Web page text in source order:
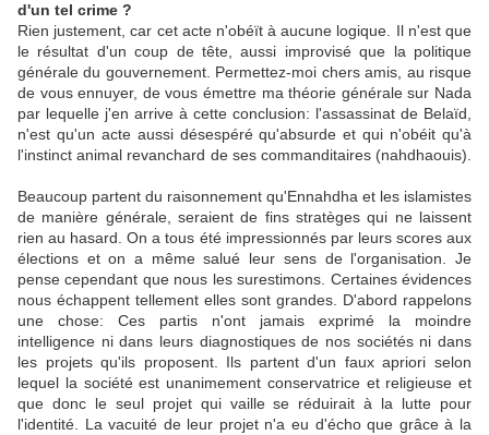
d'un tel crime ?
Rien justement, car cet acte n'obéït à aucune logique. Il n'est que
le résultat d'un coup de tête, aussi improvisé que la politique
générale du gouvernement. Permettez-moi chers amis, au risque
de vous ennuyer, de vous émettre ma théorie générale sur Nada
par lequelle j'en arrive à cette conclusion: l'assassinat de Belaïd,
n'est qu'un acte aussi désespéré qu'absurde et qui n'obéit qu'à
l'instinct animal revanchard de ses commanditaires (nahdhaouis).
Beaucoup partent du raisonnement qu'Ennahdha et les islamistes
de manière générale, seraient de fins stratèges qui ne laissent
rien au hasard. On a tous été impressionnés par leurs scores aux
élections et on a même salué leur sens de l'organisation. Je
pense cependant que nous les surestimons. Certaines évidences
nous échappent tellement elles sont grandes. D'abord rappelons
une chose: Ces partis n'ont jamais exprimé la moindre
intelligence ni dans leurs diagnostiques de nos sociétés ni dans
les projets qu'ils proposent. Ils partent d'un faux apriori selon
lequel la société est unanimement conservatrice et religieuse et
que donc le seul projet qui vaille se réduirait à la lutte pour
l'identité. La vacuité de leur projet n'a eu d'écho que grâce à la